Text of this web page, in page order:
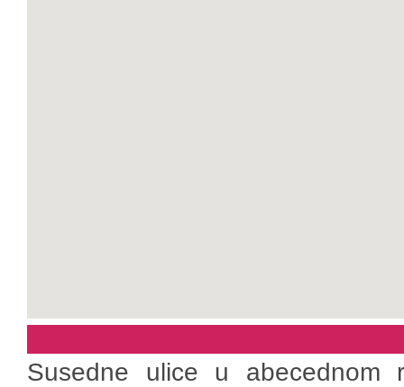
Susedne ulice u abecednom